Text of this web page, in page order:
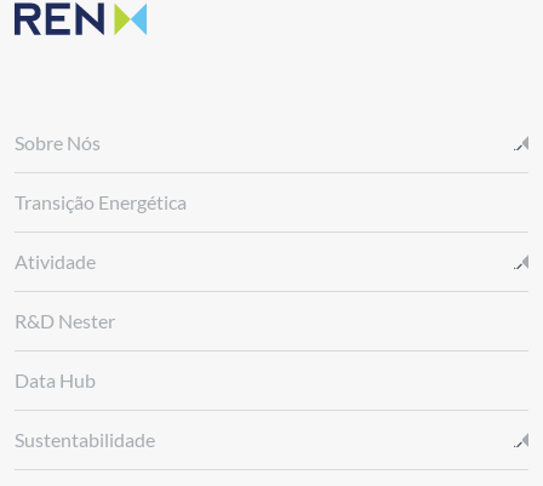
Sobre Nós
Transição Energética
Atividade
R&D Nester
Data Hub
Sustentabilidade